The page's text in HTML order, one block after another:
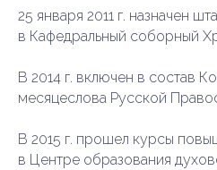
25 января 2011 г. назначен
в Кафедральный соборный
В 2014 г. включен в состав
месяцеслова Русской
В 2015 г. прошел курсы
в Центре образования